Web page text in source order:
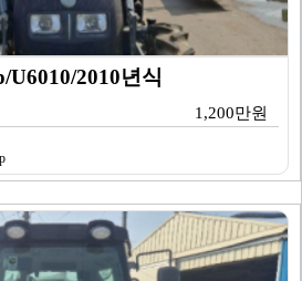
U6010/2010년식
1,200만원